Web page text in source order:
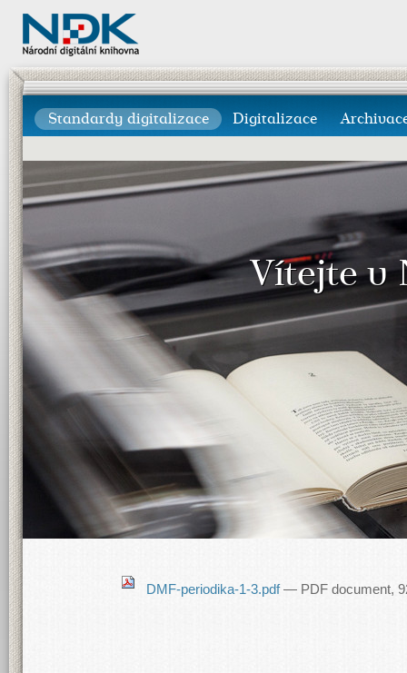
Standardy digitalizace Digitalizace
Vítejte v
DMF-periodika-1-3.pdf— PDF document,